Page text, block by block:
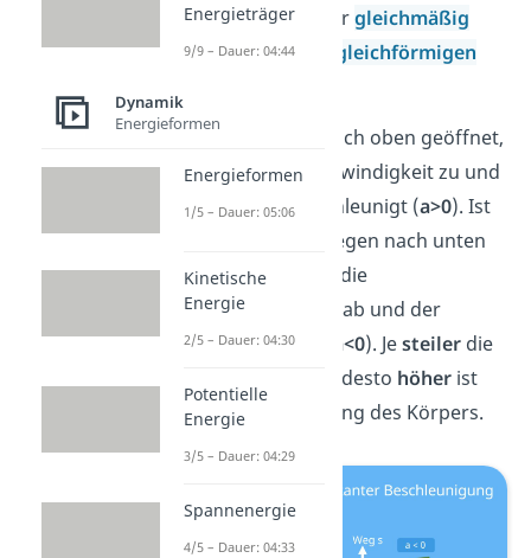
sprichst von einergleichmäßig
beschleunigten gleichförmigen
Ist die Parabel nach oben geöffnet,
nimmt die Geschwindigkeit zu und
der Körper beschleunigt (a>0). Ist
die Parabel hingegen nach unten
geöffnet, nimmt die
Geschwindigkeit ab und der
Körper bremst (
a<0). Jesteilerdie
Parabel verläuft, desto höherist
die Beschleunigung des Körpers.
Energieträger
9/9 – Dauer: 04:44
Dynamik
Energieformen
Energieformen
1/5 – Dauer: 05:06
Kinetische
Energie
2/5 – Dauer: 04:30
Potentielle
Energie
3/5 – Dauer: 04:29
Spannenergie
4/5 – Dauer: 04:33